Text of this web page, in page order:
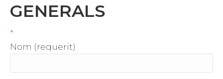
GENERALS
*
Nom (requerit)